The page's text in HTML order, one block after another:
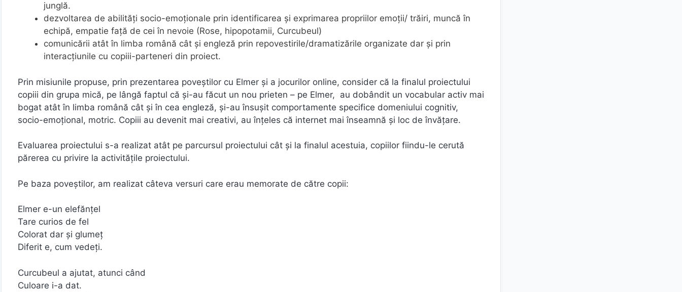
junglă.
dezvoltarea de abilități socio-emoționale prin identificarea și exprimarea propriilor emoții/ trăiri, muncă în
echipă, empatie față de cei în nevoie (Rose, hipopotamii, Curcubeul)
comunicării atât în limba română cât și engleză prin repovestirile/dramatizările organizate dar și prin
interacțiunile cu copiii-parteneri din proiect.
Prin misiunile propuse, prin prezentarea poveștilor cu Elmer și a jocurilor online, consider că la finalul proiectului
copiii din grupa mică, pe lângă faptul că și-au făcut un nou prieten – pe Elmer, au dobândit un vocabular activ mai
bogat atât în limba română cât și în cea engleză, și-au însușit comportamente specifice domeniului cognitiv,
socio-emoțional, motric. Copiii au devenit mai creativi, au înțeles că internet mai înseamnă și loc de învățare.
Evaluarea proiectului s-a realizat atât pe parcursul proiectului cât și la finalul acestuia, copiilor fiindu-le cerută
părerea cu privire la activitățile proiectului.
Pe baza poveștilor, am realizat câteva versuri care erau memorate de către copii:
Elmer e-un elefănțel
Tare curios de fel
Colorat dar și glumeț
Diferit e, cum vedeți.
Curcubeul a ajutat, atunci când
Culoare i-a dat.